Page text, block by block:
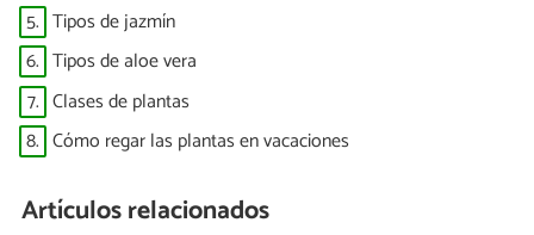
5. Tipos de jazmín
6. Tipos de aloe vera
7. Clases de plantas
8. Cómo regar las plantas en vacaciones
Artículos relacionados